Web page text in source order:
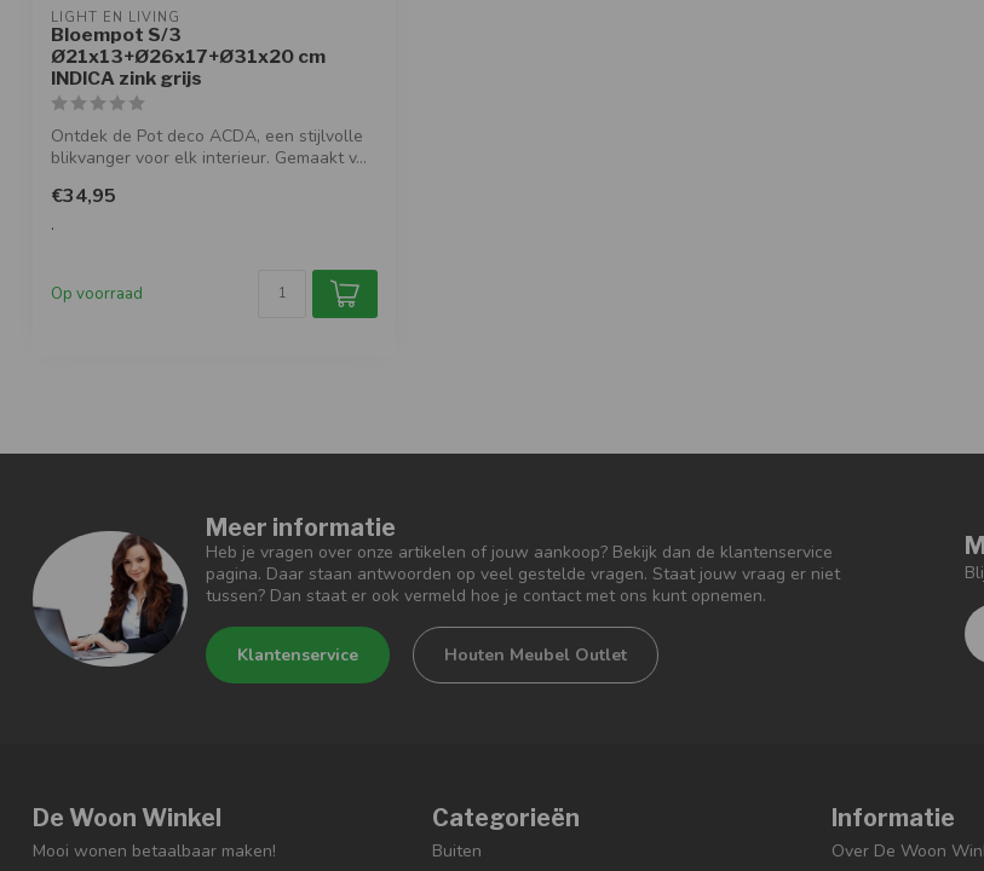
LIGHT EN LIVING
Bloempot S/3
Ø21x13+Ø26x17+Ø31x20 cm
INDICA zink grijs
Ontdek de Pot deco ACDA, een stijlvolle
blikvanger voor elk interieur. Gemaakt v...
€34,95
.
Op voorraad
Meer informatie
Heb je vragen over onze artikelen of jouw aankoop? Bekijk dan de klantenservice
pagina. Daar staan antwoorden op veel gestelde vragen. Staat jouw vraag er niet
tussen? Dan staat er ook vermeld hoe je contact met ons kunt opnemen.
Klantenservice Houten Meubel Outlet
De Woon Winkel
Mooi wonen betaalbaar maken!
Categorieën
Buiten
Informatie
Over De Woon